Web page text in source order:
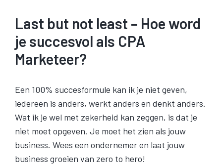
Last but not least – Hoe word
je succesvol als CPA
Marketeer?
Een 100% succesformule kan ik je niet geven,
iedereen is anders, werkt anders en denkt anders.
Wat ik je wel met zekerheid kan zeggen, is dat je
niet moet opgeven. Je moet het zien als jouw
business. Wees een ondernemer en laat jouw
business groeien van zero to hero!